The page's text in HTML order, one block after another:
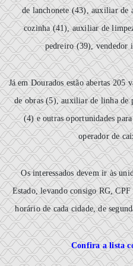
de lanchonete (43), auxiliar de
cozinha (41), auxiliar de
pedreiro (39), vendedor
Já em Dourados estão abertas 205
de obras (5), auxiliar de linha de
(4) e outras oportunidades
operador de
Os interessados devem ir às
Estado, levando consigo RG,
horário de cada cidade, de
Confira a lista